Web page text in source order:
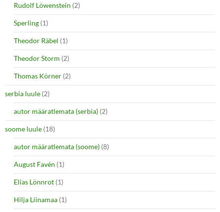
Rudolf Löwenstein (2)
Sperling (1)
Theodor Räbel (1)
Theodor Storm (2)
Thomas Körner (2)
serbia luule (2)
autor määratlemata (serbia) (2)
soome luule (18)
autor määratlemata (soome) (8)
August Favén (1)
Elias Lönnrot (1)
Hilja Liinamaa (1)